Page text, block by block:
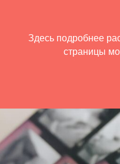
Здесь подробнее
страницы